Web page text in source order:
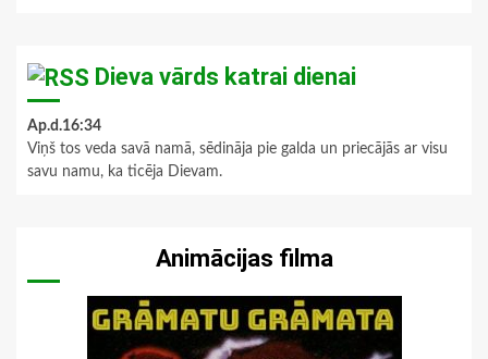
Dieva vārds katrai dienai
Ap.d.16:34
Viņš tos veda savā namā, sēdināja pie galda un priecājās ar visu
savu namu, ka ticēja Dievam.
Animācijas filma